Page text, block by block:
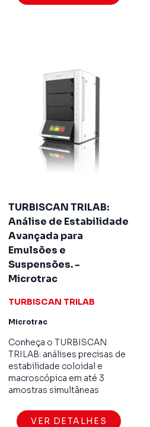
TURBISCAN TRILAB:
Análise de Estabilidade
Avançada para
Emulsões e
Suspensões. -
Microtrac
TURBISCAN TRILAB
Microtrac
Conheça o TURBISCAN
TRILAB: análises precisas de
estabilidade coloidal e
macroscópica em até 3
amostras simultâneas
VER DETALHES